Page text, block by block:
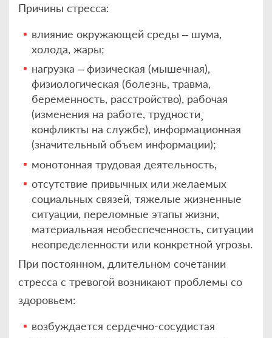
Причины стресса:
влияние окружающей среды – шума,
холода, жары;
нагрузка – физическая (мышечная),
физиологическая (болезнь, травма,
беременность, расстройство), рабочая
(изменения на работе, трудности¸
конфликты на службе), информационная
(значительный объем информации);
монотонная трудовая деятельность,
отсутствие привычных или желаемых
социальных связей, тяжелые жизненные
ситуации, переломные этапы жизни,
материальная необеспеченность, ситуации
неопределенности или конкретной угрозы.
При постоянном, длительном сочетании
стресса с тревогой возникают проблемы со
здоровьем:
возбуждается сердечно-сосудистая